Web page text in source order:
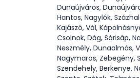
Dunaújváros,
Hantos, Nagylók,
Kajászó, Vál,
Csolnok, Dág, Sárisáp,
Neszmély, Dunaalmás,
Nagymaros, Zebegény,
Szendehely, Berkenye,